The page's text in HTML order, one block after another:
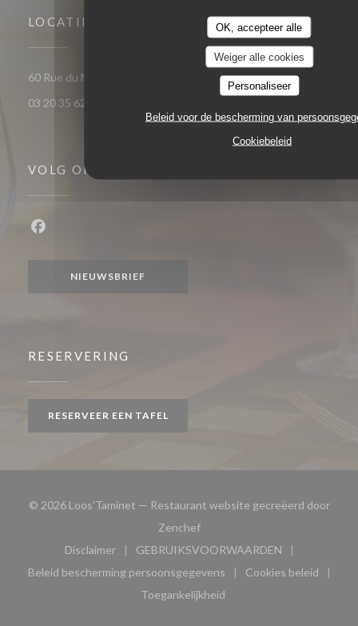
OK, accepteer alle
Weiger alle cookies
Personaliseer
Beleid voor de bescherming van
Cookiebeleid
LOCATIE
60 Rue du Marechal Foch 59120 Loos
((opent in een nieuw
03 20 35 62 81
VOLG ONS
NIEUWSBRIEF
RESERVERING
RESERVEER EEN TAFEL
© 2026 Loos'Taminet — Restaurant website gecreëerd door
Zenchef((opent in een nieuw venster))
Disclaimer
((opent in een nieuw venster))
GEBRUIKSVOORWAARDEN
((opent in een nieuw
Beleid bescherming persoonsgegevens
((opent in een nieuw venster))
Cookies beleid
((opent in
Toegankelijkheid
((opent in een nieuw venster))